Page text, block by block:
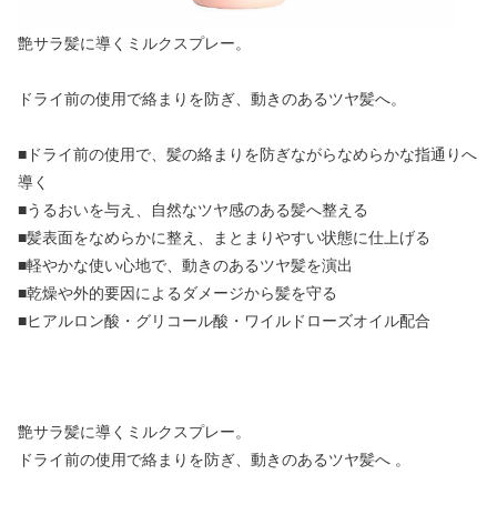
艶サラ髪に導くミルクスプレー。
ドライ前の使用で絡まりを防ぎ、動きのあるツヤ髪へ。
■ドライ前の使用で、髪の絡まりを防ぎながらなめらかな指通りへ
導く
■うるおいを与え、自然なツヤ感のある髪へ整える
■髪表面をなめらかに整え、まとまりやすい状態に仕上げる
■軽やかな使い心地で、動きのあるツヤ髪を演出
■乾燥や外的要因によるダメージから髪を守る
■ヒアルロン酸・グリコール酸・ワイルドローズオイル配合
艶サラ髪に導くミルクスプレー。
ドライ前の使用で絡まりを防ぎ、動きのあるツヤ髪へ 。